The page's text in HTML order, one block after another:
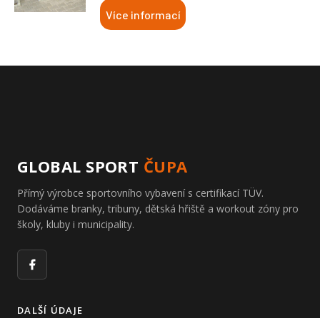
Více informací
GLOBAL SPORT ČUPA
Přímý výrobce sportovního vybavení s certifikací TÜV.
Dodáváme branky, tribuny, dětská hřiště a workout zóny pro
školy, kluby i municipality.
Facebook
DALŠÍ ÚDAJE